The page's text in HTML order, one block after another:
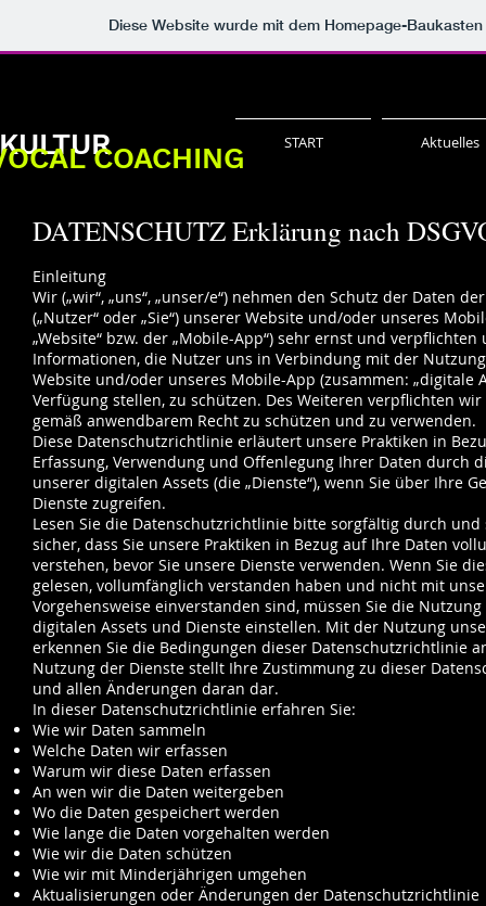
Diese Website wurde mit dem Homepage-
START Aktuelles
COACHING
DATENSCHUTZ Erklärung nach
Einleitung
Wir („wir“, „uns“, „unser/e“) nehmen den Schutz der Daten
(„Nutzer“ oder „Sie“) unserer Website und/oder unseres
„Website“ bzw. der „Mobile-App“) sehr ernst und verpflichten
Informationen, die Nutzer uns in Verbindung mit der
Website und/oder unseres Mobile-App (zusammen: „digitale
Verfügung stellen, zu schützen. Des Weiteren verpflichten
gemäß anwendbarem Recht zu schützen und zu verwenden.
Diese Datenschutzrichtlinie erläutert unsere Praktiken in
Erfassung, Verwendung und Offenlegung Ihrer Daten durch
unserer digitalen Assets (die „Dienste“), wenn Sie über Ihre
Dienste zugreifen.
Lesen Sie die Datenschutzrichtlinie bitte sorgfältig durch und
sicher, dass Sie unsere Praktiken in Bezug auf Ihre Daten
verstehen, bevor Sie unsere Dienste verwenden. Wenn Sie
gelesen, vollumfänglich verstanden haben und nicht mit
Vorgehensweise einverstanden sind, müssen Sie die
digitalen Assets und Dienste einstellen. Mit der Nutzung
erkennen Sie die Bedingungen dieser Datenschutzrichtlinie
Nutzung der Dienste stellt Ihre Zustimmung zu dieser
und allen Änderungen daran dar.
In dieser Datenschutzrichtlinie erfahren Sie:
Wie wir Daten sammeln
Welche Daten wir erfassen
Warum wir diese Daten erfassen
An wen wir die Daten weitergeben
Wo die Daten gespeichert werden
Wie lange die Daten vorgehalten werden
Wie wir die Daten schützen
Wie wir mit Minderjährigen umgehen
Aktualisierungen oder Änderungen der Datenschutzrichtlinie